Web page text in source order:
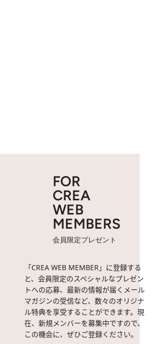
FOR
CREA
WEB
MEMBERS
会員限定プレゼント
「CREA WEB MEMBER」に登録する
と、会員限定のスペシャルなプレゼン
トへの応募、最新の情報が届くメール
マガジンの受信など、数々のオリジナ
ル特典を享受することができます。現
在、新規メンバーを募集中ですので、
この機会に、ぜひご登録ください。